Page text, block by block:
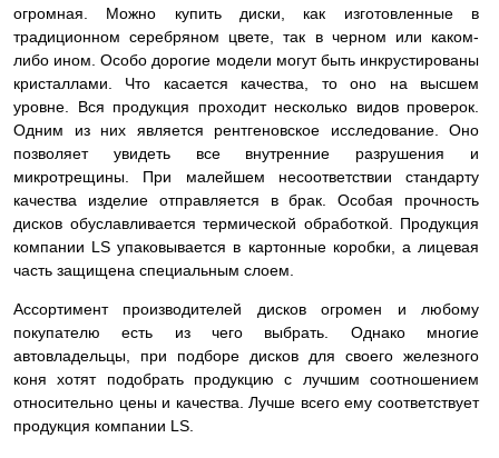
огромная. Можно купить диски, как изготовленные в
традиционном серебряном цвете, так в черном или каком-
либо ином. Особо дорогие модели могут быть инкрустированы
кристаллами. Что касается качества, то оно на высшем
уровне. Вся продукция проходит несколько видов проверок.
Одним из них является рентгеновское исследование. Оно
позволяет увидеть все внутренние разрушения и
микротрещины. При малейшем несоответствии стандарту
качества изделие отправляется в брак. Особая прочность
дисков обуславливается термической обработкой. Продукция
компании LS упаковывается в картонные коробки, а лицевая
часть защищена специальным слоем.
Ассортимент производителей дисков огромен и любому
покупателю есть из чего выбрать. Однако многие
автовладельцы, при подборе дисков для своего железного
коня хотят подобрать продукцию с лучшим соотношением
относительно цены и качества. Лучше всего ему соответствует
продукция компании LS.